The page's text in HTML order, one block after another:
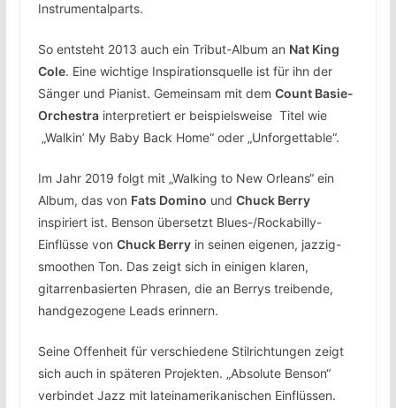
Instrumentalparts.
So entsteht 2013 auch ein Tribut-Album an Nat King
Cole. Eine wichtige Inspirationsquelle ist für ihn der
Sänger und Pianist. Gemeinsam mit dem Count Basie-
Orchestrainterpretiert er beispielsweise Titel wie
„Walkin’ My Baby Back Home“ oder „Unforgettable“.
Im Jahr 2019 folgt mit „Walking to New Orleans“ ein
Album, das von Fats Domino und Chuck Berry
inspiriert ist. Benson übersetzt Blues-/Rockabilly-
Einflüsse von Chuck Berryin seinen eigenen, jazzig-
smoothen Ton. Das zeigt sich in einigen klaren,
gitarrenbasierten Phrasen, die an Berrys treibende,
handgezogene Leads erinnern.
Seine Offenheit für verschiedene Stilrichtungen zeigt
sich auch in späteren Projekten. „Absolute Benson“
verbindet Jazz mit lateinamerikanischen Einflüssen.